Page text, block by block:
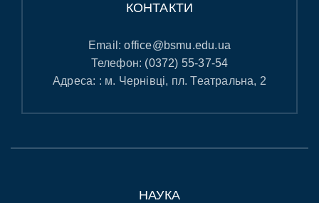
КОНТАКТИ
Email:office@bsmu.edu.ua
Телефон: (0372) 55-37-54
Адреса: : м. Чернівці, пл. Театральна, 2
НАУКА